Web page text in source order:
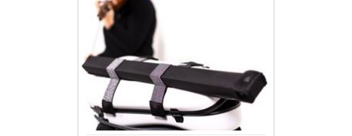
Set:
White
violin
flight
case,
black
tape
with
glitter,